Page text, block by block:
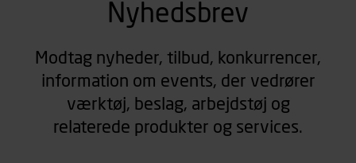
Nyhedsbrev
Modtag nyheder, tilbud, konkurrencer,
information om events, der vedrører
værktøj, beslag, arbejdstøj og
relaterede produkter og services.